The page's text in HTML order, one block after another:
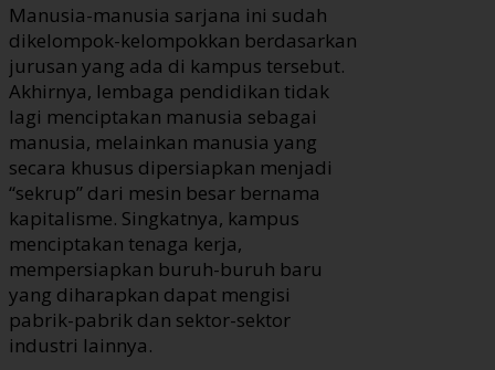
Manusia-manusia sarjana ini sudah
dikelompok-kelompokkan berdasarkan
jurusan yang ada di kampus tersebut.
Akhirnya, lembaga pendidikan tidak
lagi menciptakan manusia sebagai
manusia, melainkan manusia yang
secara khusus dipersiapkan menjadi
“sekrup” dari mesin besar bernama
kapitalisme. Singkatnya, kampus
menciptakan tenaga kerja,
mempersiapkan buruh-buruh baru
yang diharapkan dapat mengisi
pabrik-pabrik dan sektor-sektor
industri lainnya.